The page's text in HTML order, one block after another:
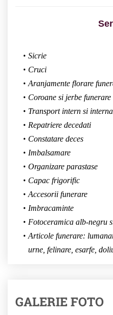
Sicrie
Cruci
Aranjamente florare
Coroane si jerbe
Transport intern si
Repatriere decedati
Constatare deces
Imbalsamare
Organizare parastase
Capac frigorific
Accesorii funerare
Imbracaminte
Fotoceramica alb-negru
Articole funerare:
urne, felinare, esarfe,
GALERIE FOTO